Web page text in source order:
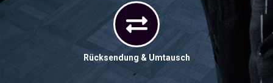
Rücksendung & Umtausch